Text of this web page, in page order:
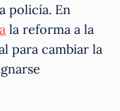
policía. En
la reforma a la
para cambiar la